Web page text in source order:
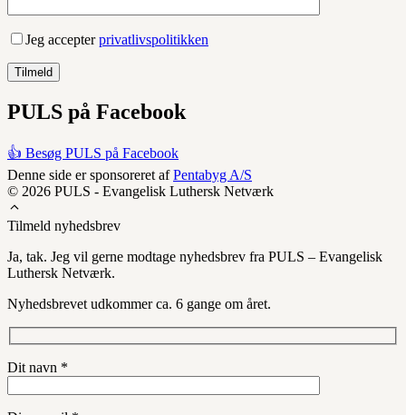
Jeg accepterprivatlivspolitikken
PULS på Facebook
👍 Besøg PULS på Facebook
Denne side er sponsoreret afPentabyg A/S
© 2026 PULS - Evangelisk Luthersk Netværk
Tilmeld nyhedsbrev
Ja, tak. Jeg vil gerne modtage nyhedsbrev fra PULS – Evangelisk
Luthersk Netværk.
Nyhedsbrevet udkommer ca. 6 gange om året.
Dit navn *